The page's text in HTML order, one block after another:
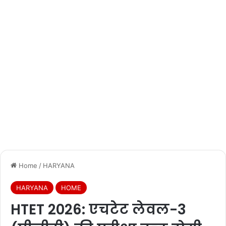
Home / HARYANA
HARYANA HOME
HTET 2026: एचटेट लेवल-3